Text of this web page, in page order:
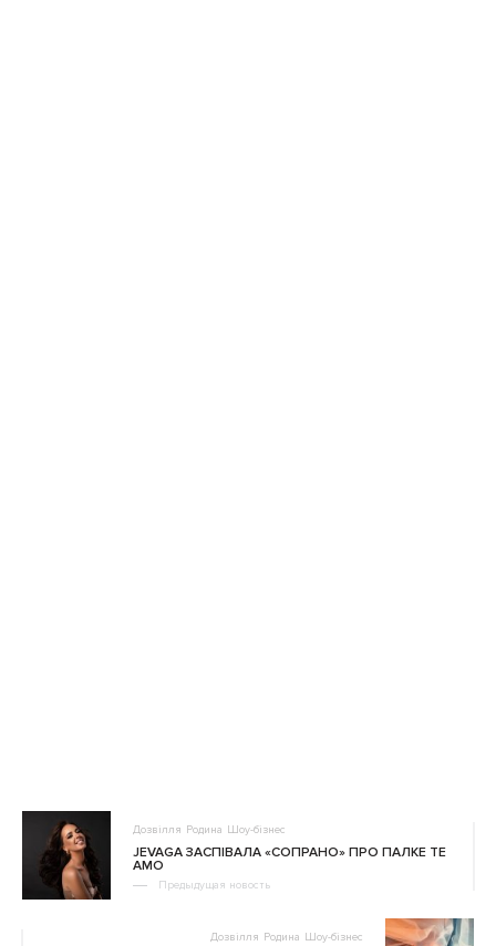
Дозвілля Родина Шоу-бізнес
JEVAGA ЗАСПІВАЛА «СОПРАНО» ПРО ПАЛКЕ TE
AMO
Предыдущая новость
Дозвілля Родина Шоу-бізнес